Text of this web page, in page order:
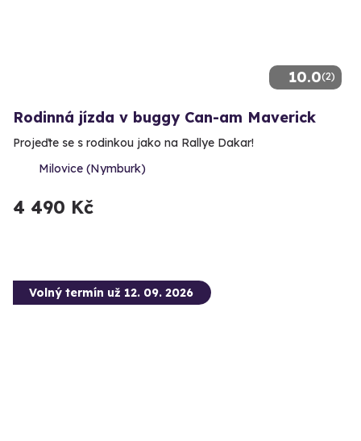
10.0(2)
Rodinná jízda v buggy Can-am Maverick
Projeďte se s rodinkou jako na Rallye Dakar!
Milovice (Nymburk)
4 490 Kč
Volný termín už 12. 09. 2026